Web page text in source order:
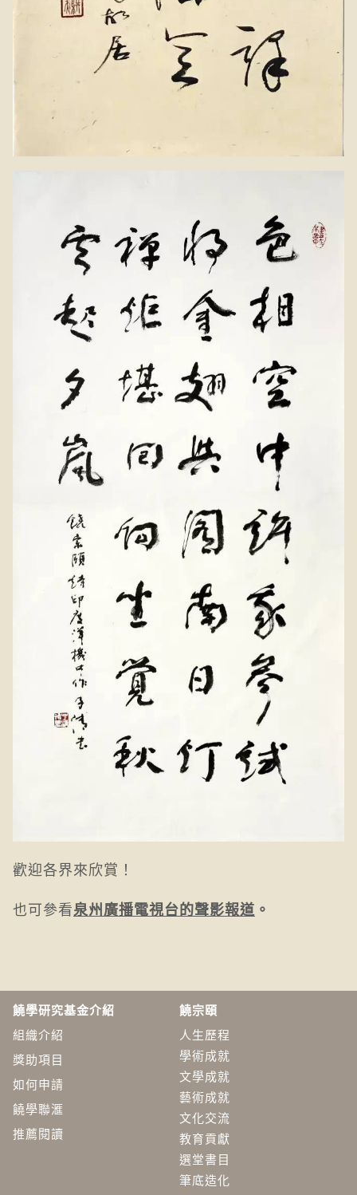
歡迎各界來欣賞！
也可參看泉州廣播電視台的聲影報道 。
饒學研究基金介紹
組織介紹
獎助項目
如何申請
饒學聯滙
推薦閱讀
饒宗頤
人生歷程
學術成就
文學成就
藝術成就
文化交流
教育貢獻
選堂書目
筆底造化